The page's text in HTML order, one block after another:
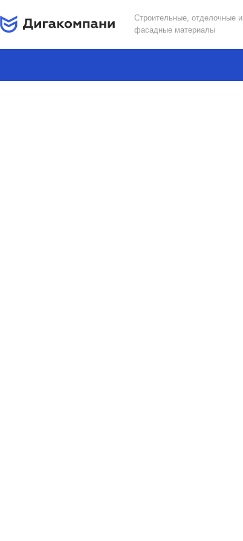
Строительные, отделочные и
фасадные материалы